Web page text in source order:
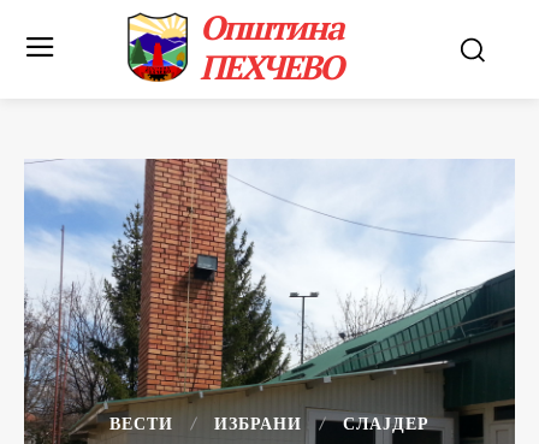
Општина
ПЕХЧЕВО
ВЕСТИ ИЗБРАНИ СЛАЈДЕР